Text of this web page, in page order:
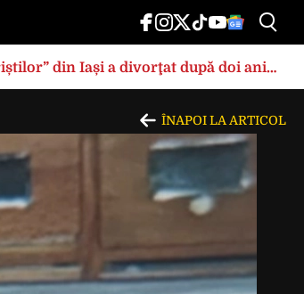
din Iași a divorţat după doi ani
ÎNAPOI LA ARTICOL